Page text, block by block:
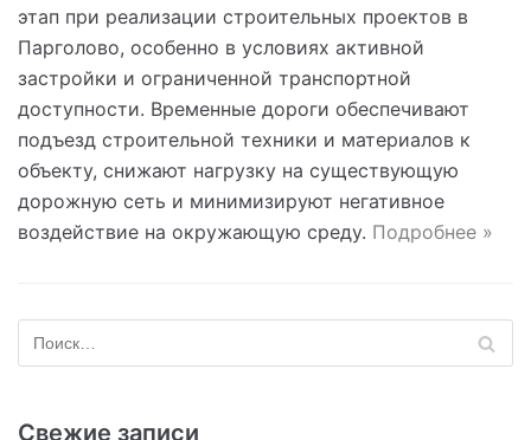
этап при реализации строительных проектов в
Парголово, особенно в условиях активной
застройки и ограниченной транспортной
доступности. Временные дороги обеспечивают
подъезд строительной техники и материалов к
объекту, снижают нагрузку на существующую
дорожную сеть и минимизируют негативное
воздействие на окружающую среду. Подробнее »
Свежие записи